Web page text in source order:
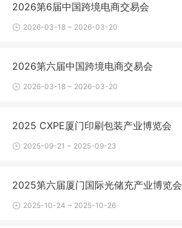
2026第6届中国跨境电商交易会
2026-03-18 ~ 2026-03-20
2026第六届中国跨境电商交易会
2026-03-18 ~ 2026-03-20
2025 CXPE厦门印刷包装产业博览会
2025-09-21 ~ 2025-09-23
2025第六届厦门国际光储充产业博览会
2025-10-24 ~ 2025-10-26